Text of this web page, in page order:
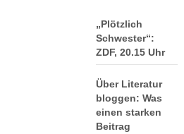
„Plötzlich
Schwester“:
ZDF, 20.15 Uhr
Über Literatur
bloggen: Was
einen starken
Beitrag